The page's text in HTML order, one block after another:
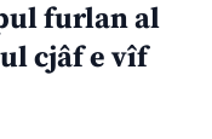
furlan al
cjâf e vîf